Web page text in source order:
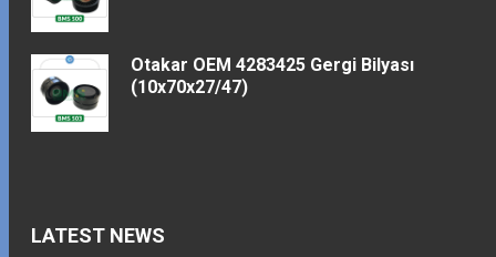
Otakar OEM 4283425 Gergi Bilyası
(10x70x27/47)
LATEST NEWS